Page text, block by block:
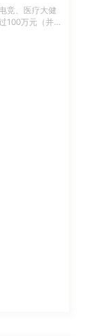
竞、医疗大健
100万元（并
主体原则上应
上学历； 3、
房产) 评估值
申请人及配偶
结清的不良信
上逾期记录
性贷款当前逾